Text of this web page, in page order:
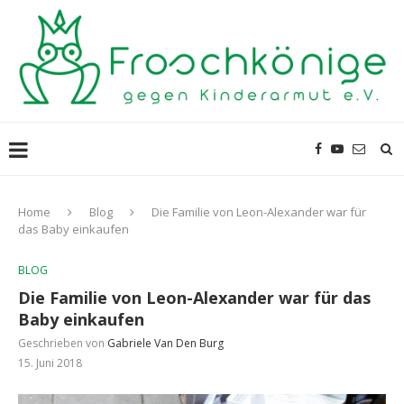
Home Blog
Die Familie von Leon-Alexander war für
das Baby einkaufen
BLOG
Die Familie von Leon-Alexander war für das
Baby einkaufen
Geschrieben von Gabriele Van Den Burg
15. Juni 2018